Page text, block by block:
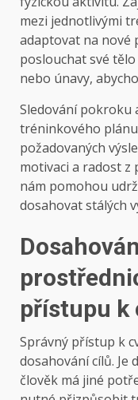
mezi jednotlivými
adaptovat na nové
poslouchat své
nebo únavy,
Sledování pokroku
tréninkového
požadovaných
motivaci a radost
nám pomohou
dosahovat stálých
přístupu k
Správný přístup k
dosahování cílů. Je
člověk má jiné